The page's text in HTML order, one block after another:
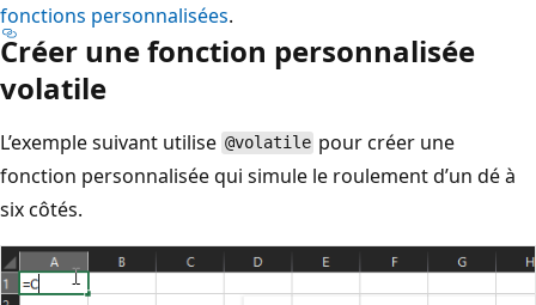
fonctions personnalisées.
Créer une fonction personnalisée
volatile
L’exemple suivant utilise @volatile pour créer une
fonction personnalisée qui simule le roulement d’un dé à
six côtés.